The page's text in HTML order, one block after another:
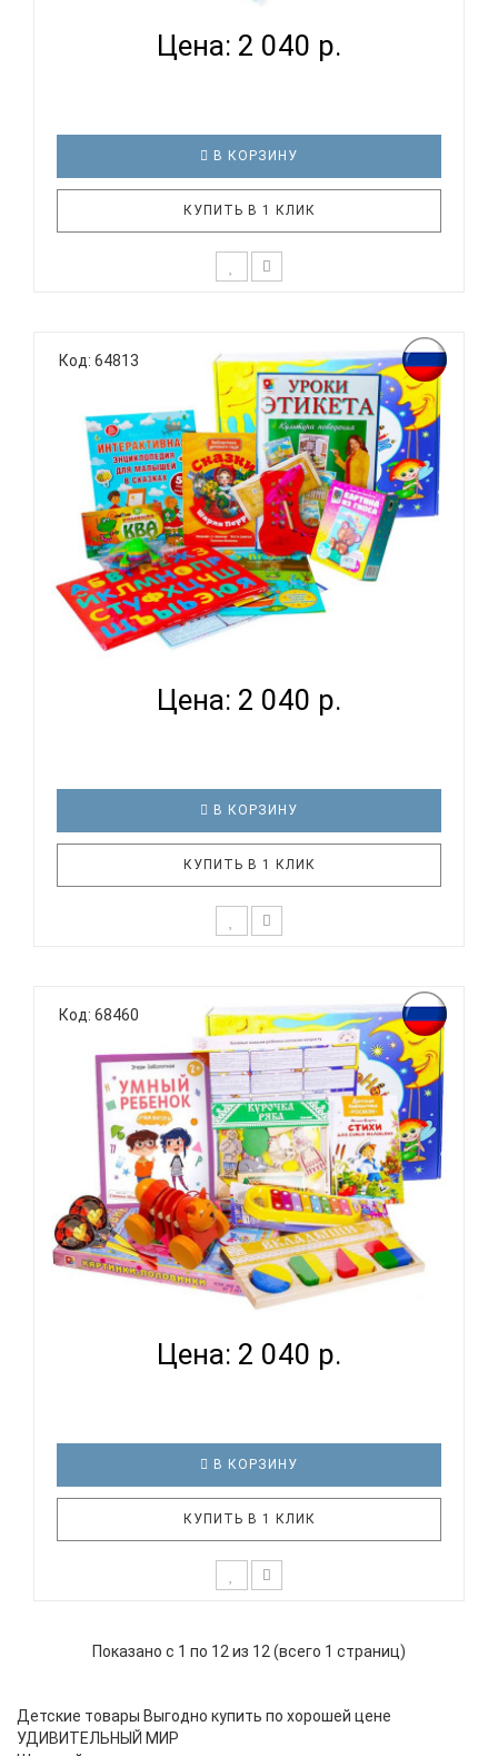
Цена: 2 040 р.
В КОРЗИНУ
КУПИТЬ В 1 КЛИК
составе набора. В набор входит: 1. пособие
"Подходит - не подходит", 2. деревянная
механическая игра "Акробат", 3. пазл "Винни Пух", 4.
игра-лото "Загадочные животные", 5. деревянная
игра "Поймай мышку", 6. у..
Код: 64813
РАЗВИВАЮЩИЙ НАБОР ДЛЯ ДЕТЕЙ НА ВОЗРАСТ 4
Цена: 2 040 р.
В КОРЗИНУ
КУПИТЬ В 1 КЛИК
составе набора Состав набора:- картина из гипса-
настольная игра "Уроки этикета"- шнуровка
"Сапожок"- книжка-вырезалка "У пруда"-
прыгающие лягушки "Команда Ква"- мягкая
мозаика "Алфавит"- интерактивная энци..
Код: 68460
РАЗВИВАЮЩИЙ НАБОР ДЛЯ ДЕТЕЙ НА ВОЗРАСТ 1
ГОД 3 МЕС...
Цена: 2 040 р.
В КОРЗИНУ
КУПИТЬ В 1 КЛИК
составе набора. В набор входит: 1. деревянные
пособие "Учим фигуры", 5. Металлофон, 6.
настольная игра "Картинки-..
Показано с 1 по 12 из 12 (всего 1 страниц)
Детские товары Выгодно купить по хорошей цене
УДИВИТЕЛЬНЫЙ МИР